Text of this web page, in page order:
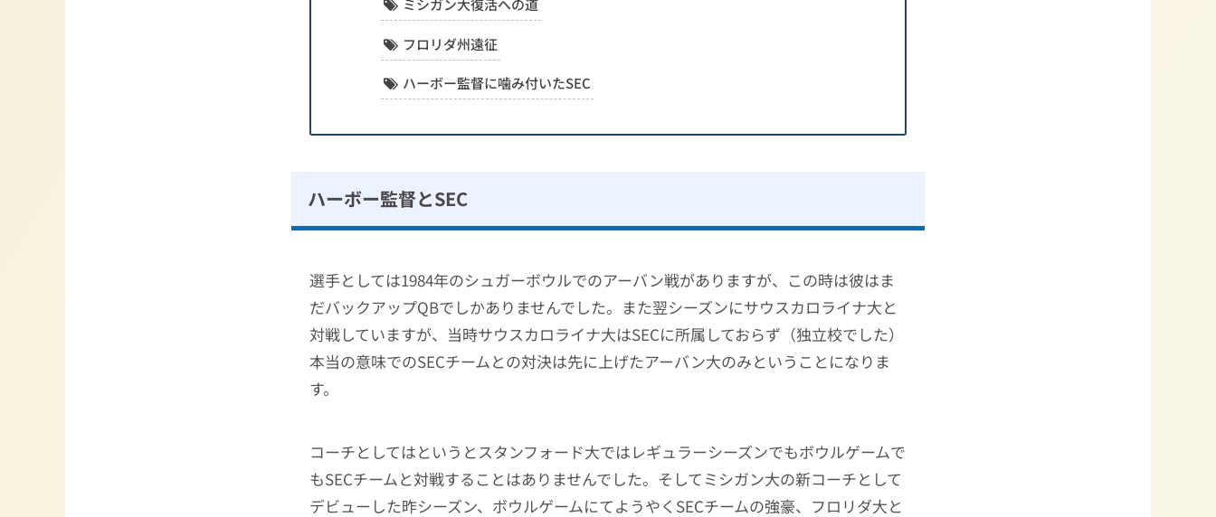
ミシガン大復活への道
フロリダ州遠征
ハーボー監督に噛み付いたSEC
ハーボー監督とSEC
選手としては1984年のシュガーボウルでのアーバン戦がありますが、この時は彼はま
だバックアップQBでしかありませんでした。また翌シーズンにサウスカロライナ大と
対戦していますが、当時サウスカロライナ大はSECに所属しておらず（独立校でした）
本当の意味でのSECチームとの対決は先に上げたアーバン大のみということになりま
す。
コーチとしてはというとスタンフォード大ではレギュラーシーズンでもボウルゲームで
もSECチームと対戦することはありませんでした。そしてミシガン大の新コーチとして
デビューした昨シーズン、ボウルゲームにてようやくSECチームの強豪、フロリダ大と